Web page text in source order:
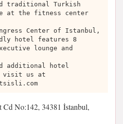
traditional Turkish
at the fitness center
Center of Istanbul,
hotel features 8
lounge and
additional hotel
visit us at
No:142, 34381 İstanbul,